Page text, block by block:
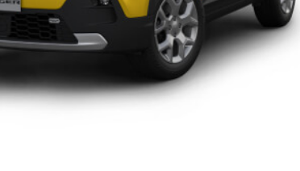
HOME
EV
電動バイク